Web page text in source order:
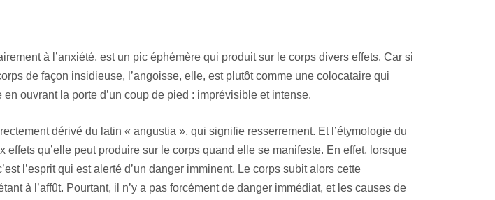
à l’anxiété, est un pic éphémère qui produit sur le corps divers effets. Car si
de façon insidieuse, l’angoisse, elle, est plutôt comme une colocataire qui
en ouvrant la porte d’un coup de pied : imprévisible et intense.
dérivé du latin « angustia », qui signifie resserrement. Et l’étymologie du
effets qu’elle peut produire sur le corps quand elle se manifeste. En effet, lorsque
l’esprit qui est alerté d’un danger imminent. Le corps subit alors cette
à l’affût. Pourtant, il n’y a pas forcément de danger immédiat, et les causes de